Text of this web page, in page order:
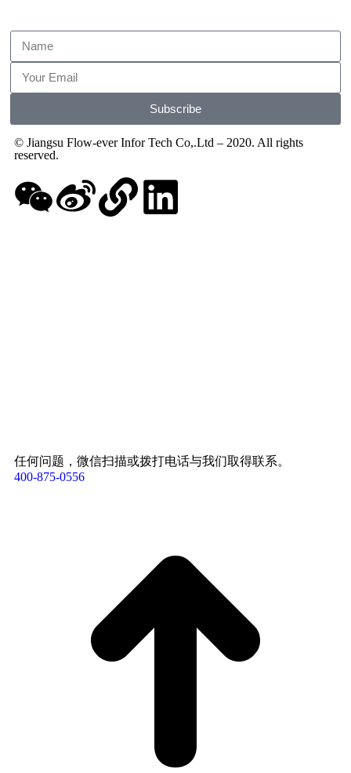
Subscribe
© Jiangsu Flow-ever Infor Tech Co,.Ltd – 2020. All rights
reserved.
任何问题，微信扫描或拨打电话与我们取得联系。
400-875-0556​